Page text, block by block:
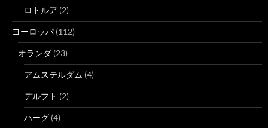
ロトルア (2)
ヨーロッパ (112)
オランダ (23)
アムステルダム (4)
デルフト (2)
ハーグ (4)